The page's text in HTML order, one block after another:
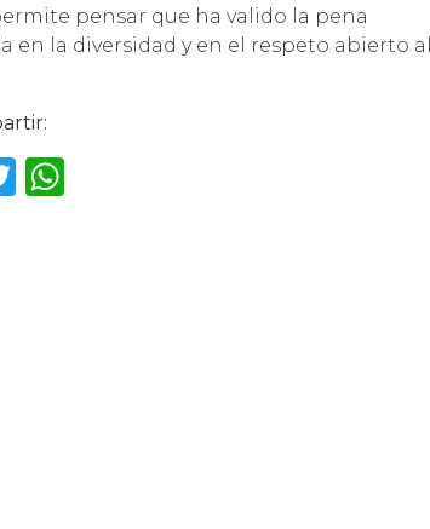
pensar que ha valido la pena
la diversidad y en el respeto abierto al
T W